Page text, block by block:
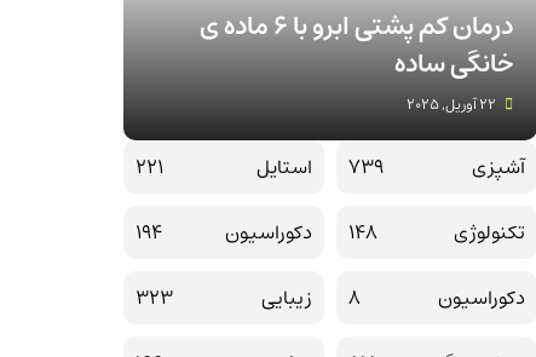
درمان کم پشتی ابرو با 6 ماده ی
خانگی ساده
آشپزی 739 استایل
221
تکنولوژی
148 دکوراسیون
194
دکوراسیون
8 زیبایی
323